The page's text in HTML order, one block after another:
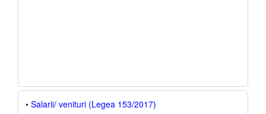
• Salarii/ venituri (Legea 153/2017)